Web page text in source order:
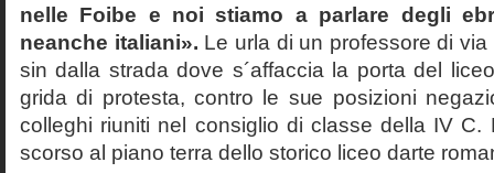
nelle Foibe e noi stiamo a parlare degli
neanche italiani». Le urla di un professore di
sin dalla strada dove s´affaccia la porta del
grida di protesta, contro le sue posizioni
colleghi riuniti nel consiglio di classe della IV C.
scorso al piano terra dello storico liceo darte